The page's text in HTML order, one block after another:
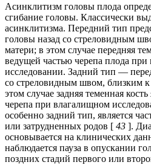
Асинклитизм головы плода
сгибание головы. Классически
асинклитизма. Передний тип
головы назад со стреловидным
матери; в этом случае передняя
ведущей частью черепа плода
исследовании. Задний тип —
со стреловидным швом, близким к
этом случае задняя теменная
черепа при влагалищном
особенно задний тип, является
или затрудненных родов [ 43 ].
основывается на клинических
наблюдается пауза в опускании
поздних стадий первого или